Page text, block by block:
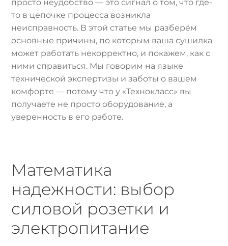
просто неудобство — это сигнал о том, что где-
то в цепочке процесса возникла
неисправность. В этой статье мы разберём
основные причины, по которым ваша сушилка
может работать некорректно, и покажем, как с
ними справиться. Мы говорим на языке
технической экспертизы и заботы о вашем
комфорте — потому что у «Технокласс» вы
получаете не просто оборудование, а
уверенность в его работе.
Математика
надежности: выбор
силовой розетки и
электропитание